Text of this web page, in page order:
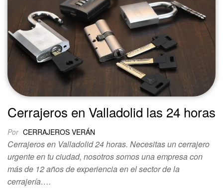
Cerrajeros en Valladolid las 24 horas
Por CERRAJEROS VERÁN
Cerrajeros en Valladolid 24 horas. Necesitas un cerrajero
urgente en tu ciudad, nosotros somos una empresa con
más de 12 años de experiencia en el sector de la
cerrajería….